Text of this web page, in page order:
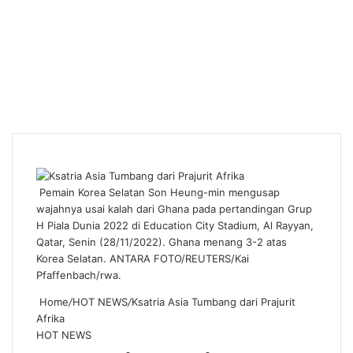
Pemain Korea Selatan Son Heung-min mengusap
wajahnya usai kalah dari Ghana pada pertandingan Grup
H Piala Dunia 2022 di Education City Stadium, Al Rayyan,
Qatar, Senin (28/11/2022). Ghana menang 3-2 atas
Korea Selatan. ANTARA FOTO/REUTERS/Kai
Pfaffenbach/rwa.
Home/HOT NEWS/Ksatria Asia Tumbang dari Prajurit
Afrika
HOT NEWS